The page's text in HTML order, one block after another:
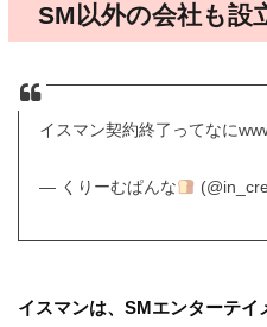
SM以外の会社も設
イスマン契約終了ってなに
— くりーむぱんな
イスマンは、SMエンターテ